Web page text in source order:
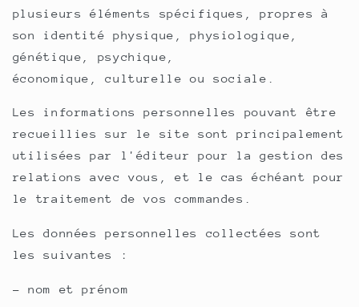
plusieurs éléments spécifiques, propres à
son identité physique, physiologique,
génétique, psychique,
économique, culturelle ou sociale.
Les informations personnelles pouvant être
recueillies sur le site sont principalement
utilisées par l'éditeur pour la gestion des
relations avec vous, et le cas échéant pour
le traitement de vos commandes.
Les données personnelles collectées sont
les suivantes :
- nom et prénom